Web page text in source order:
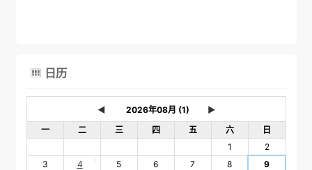
 日历
◄
►
一
二 三 四 五 六
日
1
2
3
4 1 5 6 7 8
9